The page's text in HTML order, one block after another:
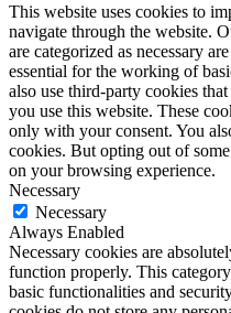
This website uses cookies to
navigate through the website.
are categorized as necessary
essential for the working of
also use third-party cookies
you use this website. These
only with your consent. You
cookies. But opting out of
on your browsing experience.
Necessary
Necessary
Always Enabled
Necessary cookies are
function properly. This
basic functionalities and